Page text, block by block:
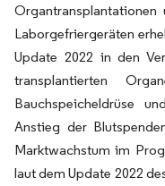
Laborgefriergeräten
Update 2022 in den
transplantierten
Bauchspeicheldrüse
Anstieg der
Marktwachstum im
laut dem Update 2022